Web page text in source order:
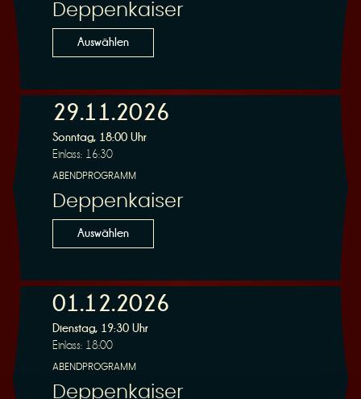
Deppenkaiser
Auswählen
29.11.2026
Sonntag, 18:00 Uhr
Einlass: 16:30
ABENDPROGRAMM
Deppenkaiser
Auswählen
01.12.2026
Dienstag, 19:30 Uhr
Einlass: 18:00
ABENDPROGRAMM
Deppenkaiser